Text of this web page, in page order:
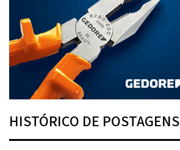
HISTÓRICO DE POSTAGENS